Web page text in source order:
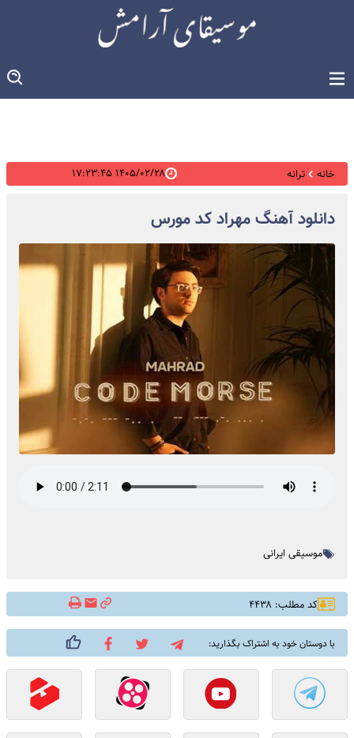
خانه ترانه ۱۴۰۵/۰۲/۲۸ ۱۷:۲۳:۴۵
دانلود آهنگ مهراد کد مورس
موسیقی ایرانی
کد مطلب: ۴۴۳۸
با دوستان خود به اشتراک بگذارید: